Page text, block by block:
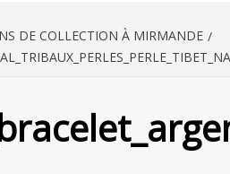
DE COLLECTION À MIRMANDE